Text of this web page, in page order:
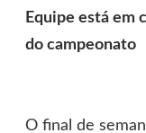
Equipe está em
do campeonato
O final de